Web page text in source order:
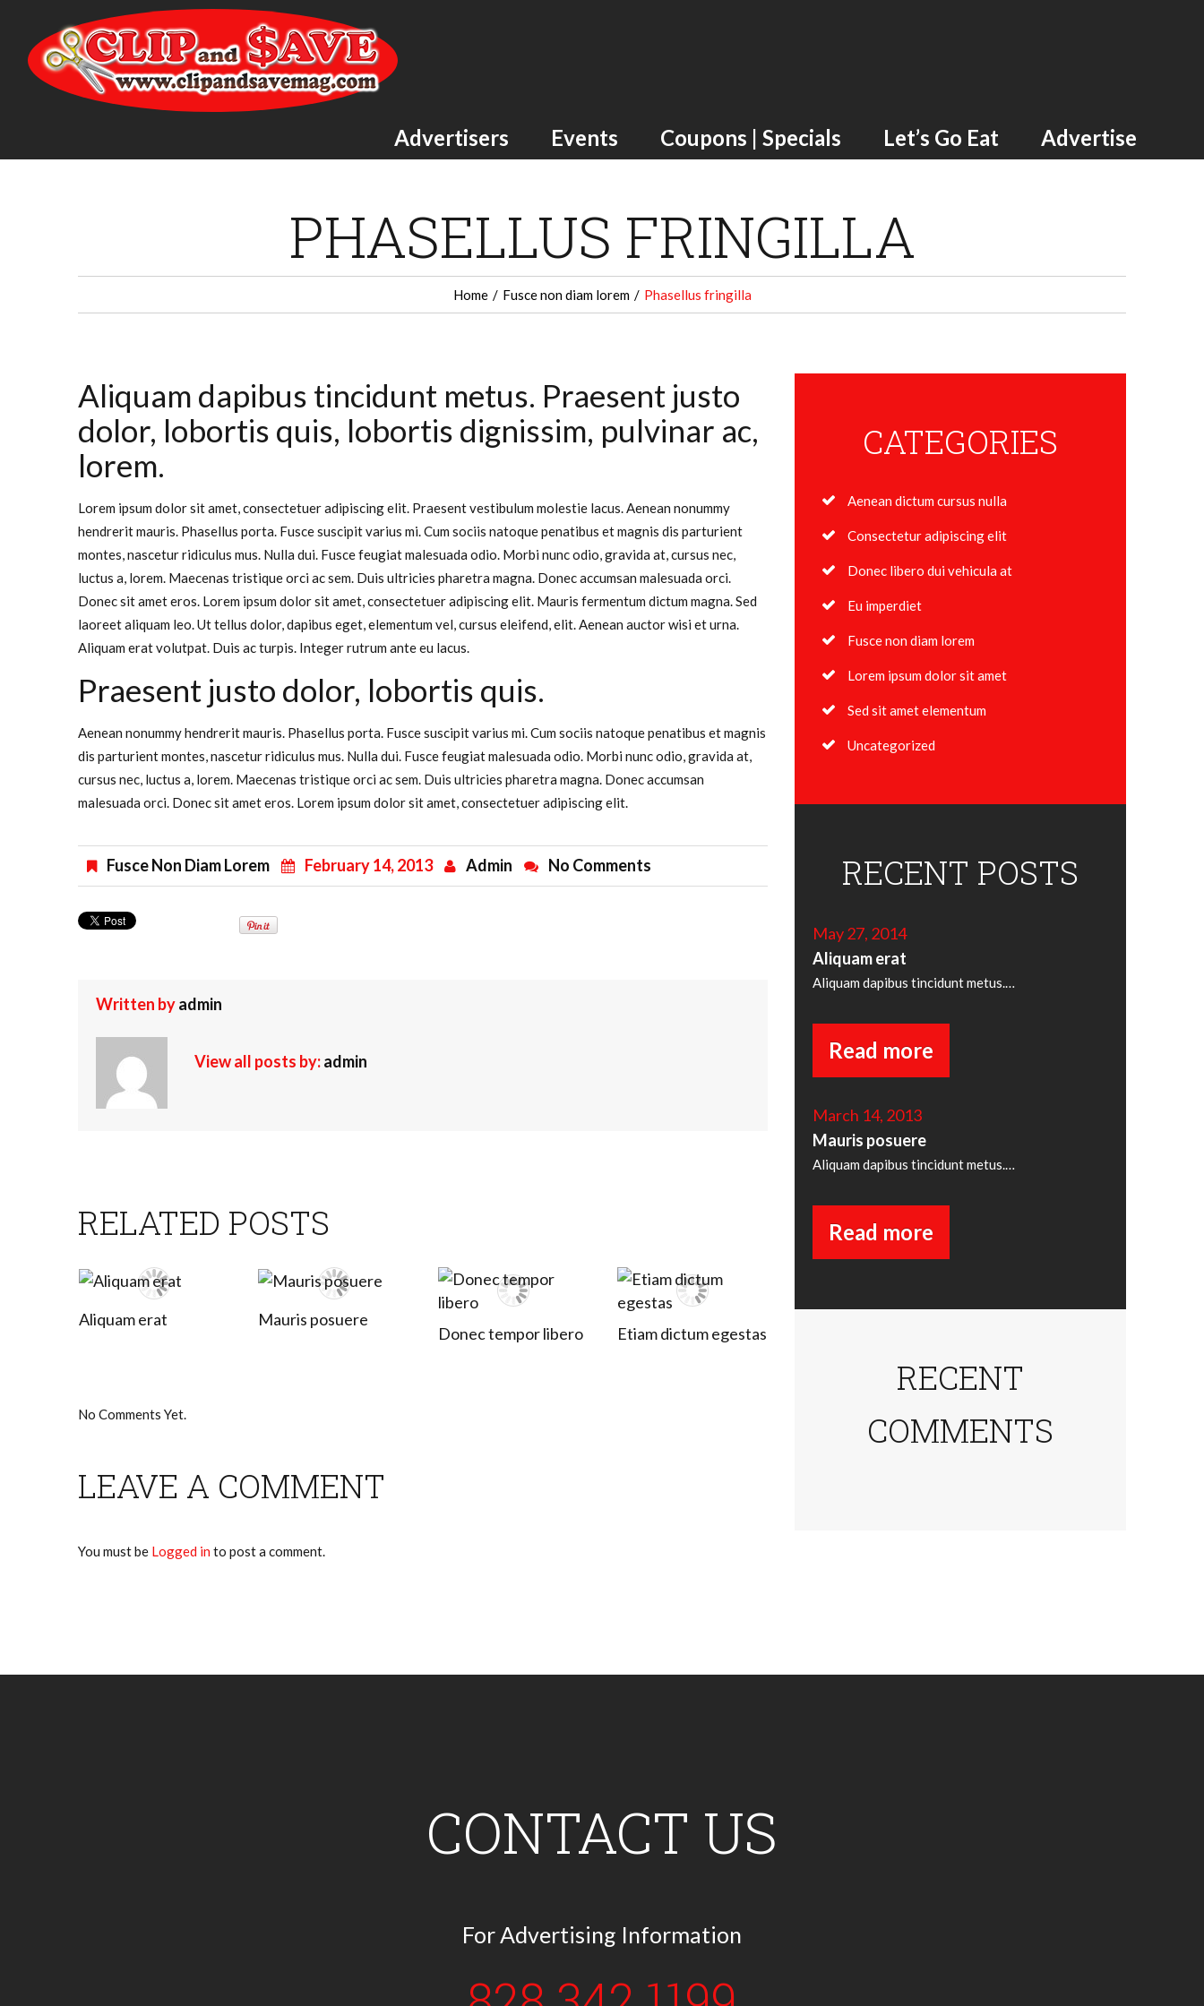
Advertisers Events Coupons | Specials Let’s Go Eat Advertise
PHASELLUS FRINGILLA
Home Fusce non diam lorem Phasellus fringilla
Aliquam dapibus tincidunt metus. Praesent justo
dolor, lobortis quis, lobortis dignissim, pulvinar ac,
lorem.
Lorem ipsum dolor sit amet, consectetuer adipiscing elit. Praesent vestibulum molestie lacus. Aenean nonummy
hendrerit mauris. Phasellus porta. Fusce suscipit varius mi. Cum sociis natoque penatibus et magnis dis parturient
montes, nascetur ridiculus mus. Nulla dui. Fusce feugiat malesuada odio. Morbi nunc odio, gravida at, cursus nec,
luctus a, lorem. Maecenas tristique orci ac sem. Duis ultricies pharetra magna. Donec accumsan malesuada orci.
Donec sit amet eros. Lorem ipsum dolor sit amet, consectetuer adipiscing elit. Mauris fermentum dictum magna. Sed
laoreet aliquam leo. Ut tellus dolor, dapibus eget, elementum vel, cursus eleifend, elit. Aenean auctor wisi et urna.
Aliquam erat volutpat. Duis ac turpis. Integer rutrum ante eu lacus.
Praesent justo dolor, lobortis quis.
Aenean nonummy hendrerit mauris. Phasellus porta. Fusce suscipit varius mi. Cum sociis natoque penatibus et magnis
dis parturient montes, nascetur ridiculus mus. Nulla dui. Fusce feugiat malesuada odio. Morbi nunc odio, gravida at,
cursus nec, luctus a, lorem. Maecenas tristique orci ac sem. Duis ultricies pharetra magna. Donec accumsan
malesuada orci. Donec sit amet eros. Lorem ipsum dolor sit amet, consectetuer adipiscing elit.
Fusce Non Diam Lorem February 14, 2013 Admin No Comments
Written byadmin
View all posts by:admin
RELATED POSTS
Aliquam erat Mauris posuere
Donec tempor libero Etiam dictum egestas
No Comments Yet.
LEAVE A COMMENT
You must be Logged in to post a comment.
CATEGORIES
Aenean dictum cursus nulla
Consectetur adipiscing elit
Donec libero dui vehicula at
Eu imperdiet
Fusce non diam lorem
Lorem ipsum dolor sit amet
Sed sit amet elementum
Uncategorized
RECENT POSTS
May 27, 2014
Aliquam erat
Aliquam dapibus tincidunt metus.…
Read more
March 14, 2013
Mauris posuere
Aliquam dapibus tincidunt metus.…
Read more
RECENT
COMMENTS
CONTACT US
For Advertising Information